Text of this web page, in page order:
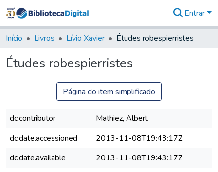
&
Coleções
Biblioteca
Estatísticas
Entrar
Início Livros Lívio Xavier Études robespierristes
Études robespierristes
Página do item simplificado
dc.contributor
Mathiez, Albert
dc.date.accessioned
2013-11-08T19:43:17Z
dc.date.available
2013-11-08T19:43:17Z